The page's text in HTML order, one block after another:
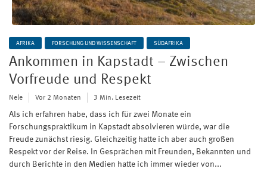
AFRIKA FORSCHUNG UND WISSENSCHAFT SÜDAFRIKA
Ankommen in Kapstadt – Zwischen
Vorfreude und Respekt
Nele Vor 2 Monaten 3 Min. Lesezeit
Als ich erfahren habe, dass ich für zwei Monate ein
Forschungspraktikum in Kapstadt absolvieren würde, war die
Freude zunächst riesig. Gleichzeitig hatte ich aber auch großen
Respekt vor der Reise. In Gesprächen mit Freunden, Bekannten und
durch Berichte in den Medien hatte ich immer wieder von...